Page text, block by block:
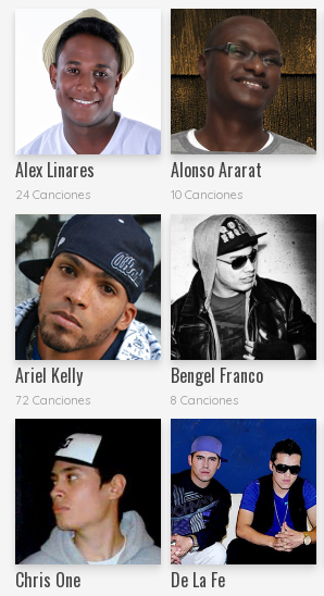
Alex Linares
24 Canciones
Alonso Ararat
10 Canciones
Ariel Kelly
72 Canciones
Bengel Franco
8 Canciones
Chris One De La Fe